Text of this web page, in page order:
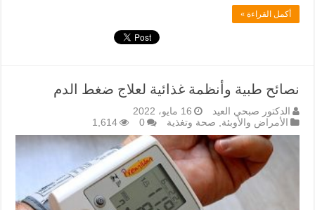
أكمل القراءة »
نصائح طبية وأنظمة غذائية لعلاج ضغط الدم
الدكتور صبحي العيد
16 مايو، 2022
الأمراض والأوبئة, صحة وتغذية 0
1,614